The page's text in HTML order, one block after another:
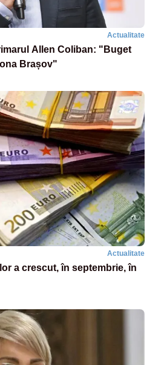
Actualitate
Allen Coliban: "Buget
Brașov"
Actualitate
a crescut, în septembrie, în